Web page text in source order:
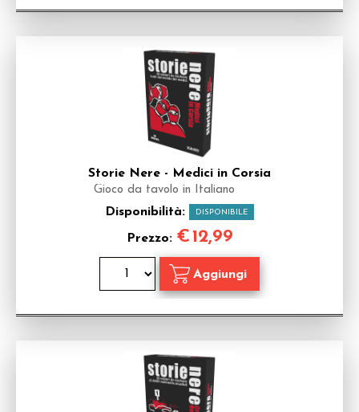
Storie Nere - Medici in Corsia
Gioco da tavolo in Italiano
Disponibilità: DISPONIBILE
Prezzo: €12,99